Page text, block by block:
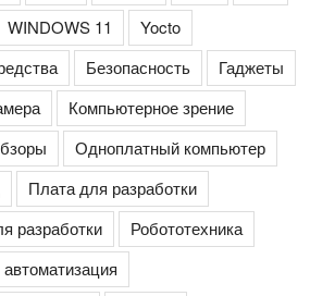
WINDOWS 11
Yocto
Безопасность
Гаджеты
Компьютерное зрение
Одноплатный компьютер
Плата для разработки
разработки
Робототехника
автоматизация